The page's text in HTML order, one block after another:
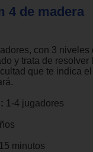
4 de madera
con 3 niveles
y trata de resolver
que te indica
1-4 jugadores
15 minutos